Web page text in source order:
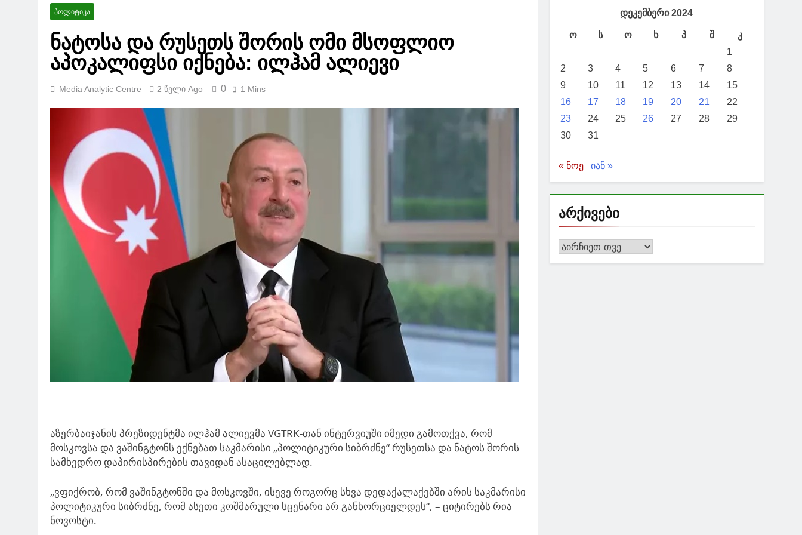
ᲞᲝᲚᲘᲢᲘᲙᲐ
ნატოსა და რუსეთს შორის ომი მსოფლიო
აპოკალიფსი იქნება: ილჰამ ალიევი
Media Analytic Centre 2 Წელი Ago 0 1 Mins
აზერბაიჯანის პრეზიდენტმა ილჰამ ალიევმა VGTRK-თან ინტერვიუში იმედი გამოთქვა, რომ
მოსკოვსა და ვაშინგტონს ექნებათ საკმარისი „პოლიტიკური სიბრძნე“ რუსეთსა და ნატოს შორის
სამხედრო დაპირისპირების თავიდან ასაცილებლად.
„ვფიქრობ, რომ ვაშინგტონში და მოსკოვში, ისევე როგორც სხვა დედაქალაქებში არის საკმარისი
პოლიტიკური სიბრძნე, რომ ასეთი კოშმარული სცენარი არ განხორციელდეს“, – ციტირებს რია
ნოვოსტი.
დეკემბერი 2024
ო ს ო ხ პ შ
კ
1
2
3 4 5 6 7
8
9
10 11 12 13 14
15
16
17 18 19 20 21
22
23
24 25 26 27 28
29
30
31
« ნოე იან »
არქივები
არქივები